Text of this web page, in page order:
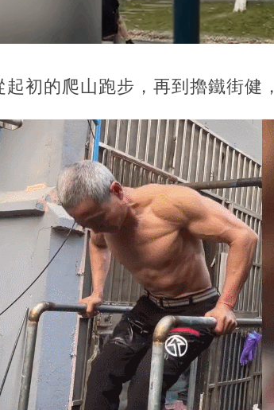
起初的爬山跑步，再到擼鐵街健